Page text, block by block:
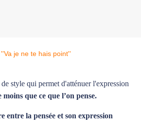
style qui permet d'atténuer l'expression
moins que ce que l’on pense.
entre la pensée et son expression